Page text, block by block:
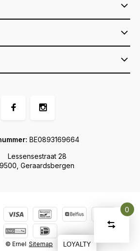
Lessensestraat 28
9500, Geraardsbergen
BE0893169664
© Ernel Sitemap
0
Vergelijk
Verwijder
U
Start
LOYALTY